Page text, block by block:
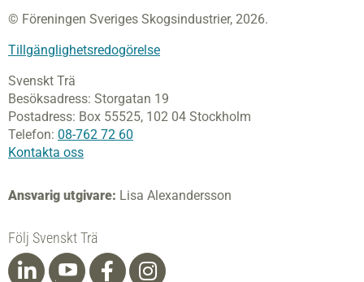
© Föreningen Sveriges Skogsindustrier, 2026.
Tillgänglighetsredogörelse
Svenskt Trä
Besöksadress: Storgatan 19
Postadress: Box 55525, 102 04 Stockholm
Telefon: 08-762 72 60
Kontakta oss
Ansvarig utgivare: Lisa Alexandersson
Följ Svenskt Trä